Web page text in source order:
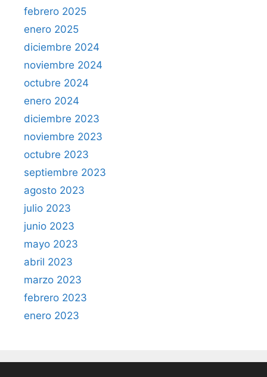
febrero 2025
enero 2025
diciembre 2024
noviembre 2024
octubre 2024
enero 2024
diciembre 2023
noviembre 2023
octubre 2023
septiembre 2023
agosto 2023
julio 2023
junio 2023
mayo 2023
abril 2023
marzo 2023
febrero 2023
enero 2023